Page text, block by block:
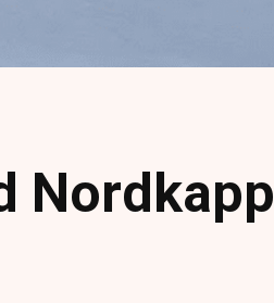
Nordkapp